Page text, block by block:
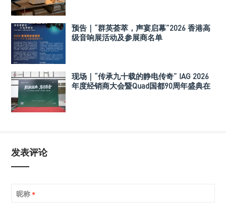
预告｜“群英荟萃，声宴启幕”2026 香港高
级音响展活动及参展商名单
现场｜“传承九十载的静电传奇” IAG 2026
年度经销商大会暨Quad国都90周年盛典在
发表评论
昵称 *